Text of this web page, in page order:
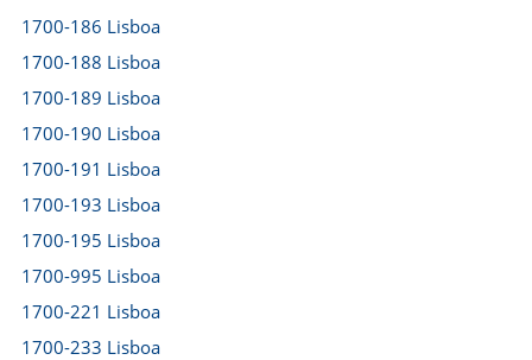
1700-186 Lisboa
1700-188 Lisboa
1700-189 Lisboa
1700-190 Lisboa
1700-191 Lisboa
1700-193 Lisboa
1700-195 Lisboa
1700-995 Lisboa
1700-221 Lisboa
1700-233 Lisboa